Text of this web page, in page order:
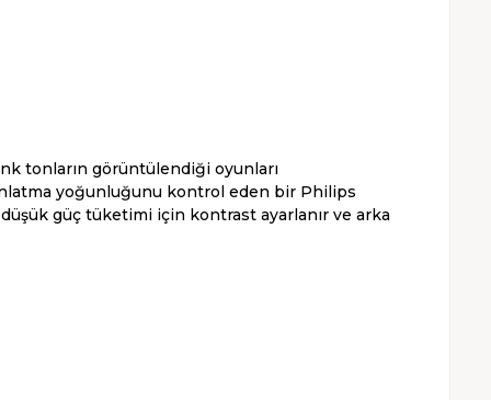
tonların görüntülendiği oyunları
yoğunluğunu kontrol eden bir Philips
güç tüketimi için kontrast ayarlanır ve arka